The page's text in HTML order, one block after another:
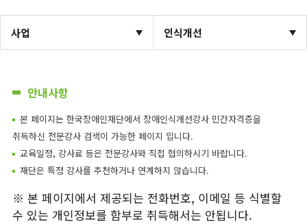
사업 인식개선
안내사항
본 페이지는 한국장애인재단에서 장애인식개선강사 민간자격증을
취득하신 전문강사 검색이 가능한 페이지 입니다.
교육일정, 강사료 등은 전문강사와 직접 협의하시기 바랍니다.
재단은 특정 강사를 추천하거나 연계하지 않습니다.
※ 본 페이지에서 제공되는 전화번호, 이메일 등 식별할
수 있는 개인정보를 함부로 취득해서는 안됩니다.